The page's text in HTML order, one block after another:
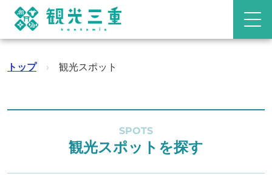
トップ › 観光スポット
SPOTS
観光スポットを探す